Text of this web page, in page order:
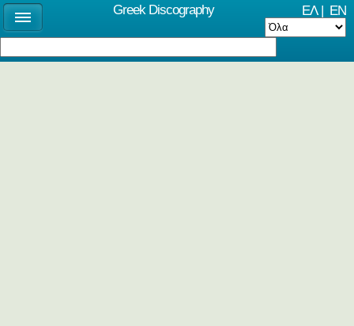
ΕΛ| EN
Greek Discography